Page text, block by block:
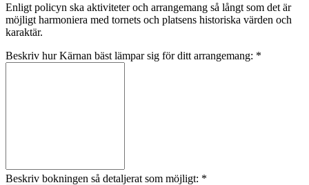
Enligt policyn ska aktiviteter och arrangemang så långt som det är
möjligt harmoniera med tornets och platsens historiska värden och
karaktär.
Beskriv hur Kärnan bäst lämpar sig för ditt arrangemang: *
Beskriv bokningen så detaljerat som möjligt: *